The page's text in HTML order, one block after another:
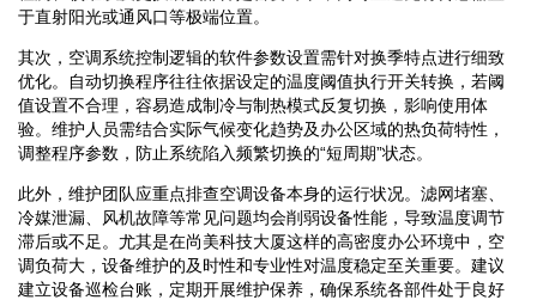
于直射阳光或通风口等极端位置。
其次，空调系统控制逻辑的软件参数设置需针对换季特点进行细致
优化。自动切换程序往往依据设定的温度阈值执行开关转换，若阈
值设置不合理，容易造成制冷与制热模式反复切换，影响使用体
验。维护人员需结合实际气候变化趋势及办公区域的热负荷特性，
调整程序参数，防止系统陷入频繁切换的“短周期”状态。
此外，维护团队应重点排查空调设备本身的运行状况。滤网堵塞、
冷媒泄漏、风机故障等常见问题均会削弱设备性能，导致温度调节
滞后或不足。尤其是在尚美科技大厦这样的高密度办公环境中，空
调负荷大，设备维护的及时性和专业性对温度稳定至关重要。建议
建立设备巡检台账，定期开展维护保养，确保系统各部件处于良好